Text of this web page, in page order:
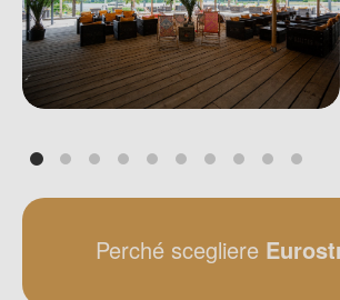
Perché scegliere